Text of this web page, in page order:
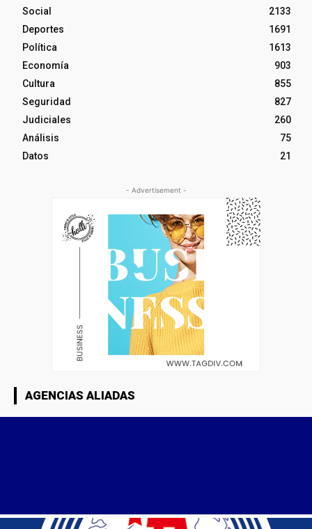
Social
2133
Deportes
1691
Política
1613
Economía
903
Cultura
855
Seguridad
827
Judiciales
260
Análisis
75
Datos
21
- Advertisement -
AGENCIAS ALIADAS